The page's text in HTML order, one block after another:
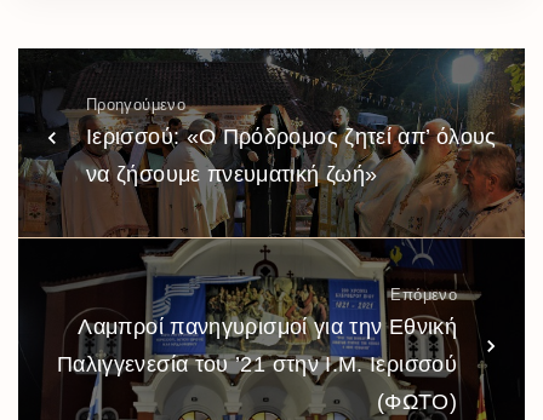
Προηγούμενο
Ιερισσού: «Ο Πρόδρομος ζητεί απ’ όλους
να ζήσουμε πνευματική ζωή»
Επόμενο
Λαμπροί πανηγυρισμοί για την Εθνική
Παλιγγενεσία του ’21 στην Ι.Μ. Ιερισσού
(ΦΩΤΟ)